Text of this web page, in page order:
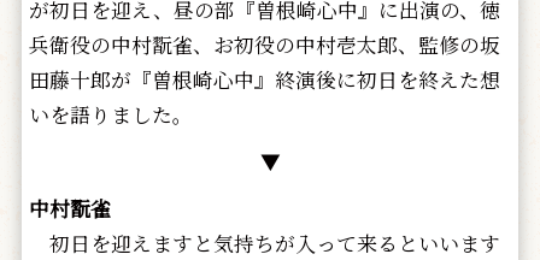
が初日を迎え、昼の部『曽根崎心中』に出演の、徳
兵衛役の中村翫雀、お初役の中村壱太郎、監修の坂
田藤十郎が『曽根崎心中』終演後に初日を終えた想
いを語りました。
▼
中村翫雀
初日を迎えますと気持ちが入って来るといいます